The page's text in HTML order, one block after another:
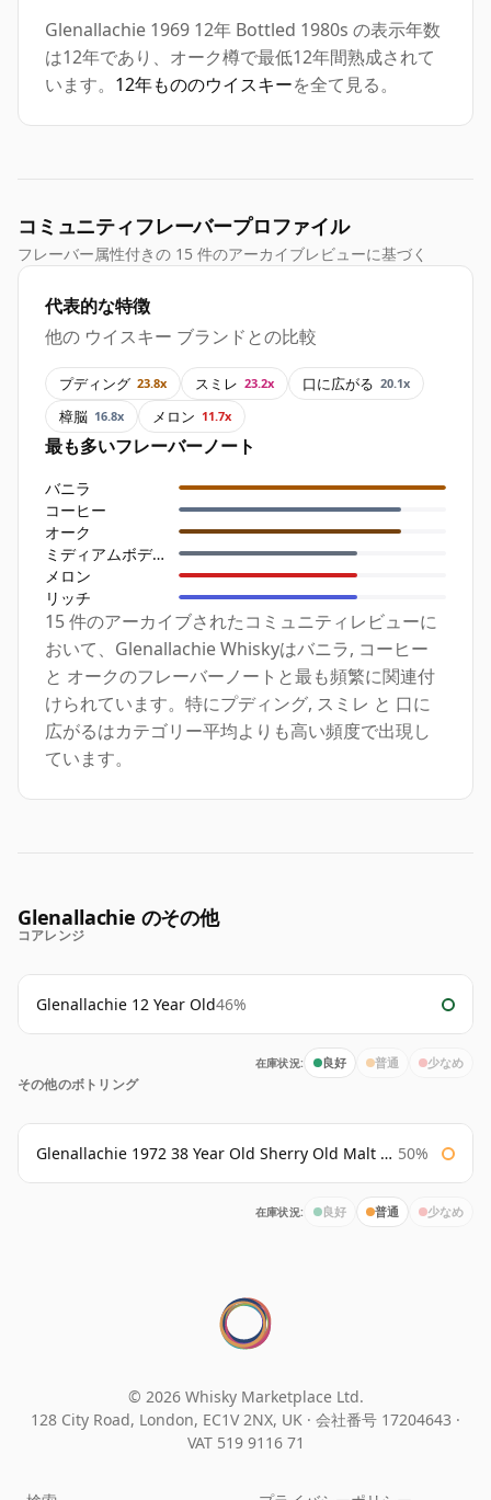
Glenallachie 1969 12年 Bottled 1980s の表示年数
は12年であり、オーク樽で最低12年間熟成されて
います。 12年もののウイスキーを全て見る。
コミュニティフレーバープロファイル
フレーバー属性付きの 15 件のアーカイブレビューに基づく
代表的な特徴
他の ウイスキー ブランドとの比較
プディング 23.8x スミレ 23.2x 口に広がる 20.1x
樟脳 16.8x メロン 11.7x
最も多いフレーバーノート
バニラ
コーヒー
オーク
ミディアムボディ
メロン
リッチ
15 件のアーカイブされたコミュニティレビューに
おいて、Glenallachie Whiskyはバニラ, コーヒー
と オークのフレーバーノートと最も頻繁に関連付
けられています。特にプディング, スミレ と 口に
広がるはカテゴリー平均よりも高い頻度で出現し
ています。
Glenallachie のその他
コアレンジ
Glenallachie 12 Year Old46%
在庫状況: 良好 普通 少なめ
その他のボトリング
Glenallachie 1972 38 Year Old Sherry Old Malt Cask Douglas Laing 50%
在庫状況: 良好 普通 少なめ
© 2026 Whisky Marketplace Ltd.
128 City Road, London, EC1V 2NX, UK · 会社番号 17204643 ·
VAT 519 9116 71